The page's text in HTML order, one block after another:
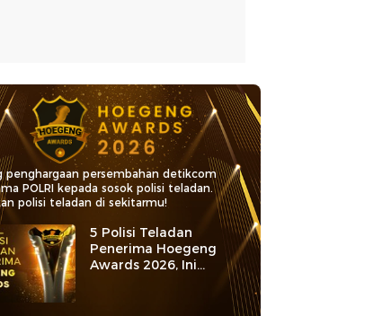
penghargaan persembahan detikcom
POLRI kepada sosok polisi teladan.
polisi teladan di sekitarmu!
5 Polisi Teladan
Penerima Hoegeng
Awards 2026, Ini
Kategori dan Kiprahnya